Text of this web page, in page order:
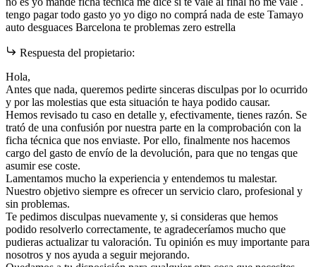
tengo pagar todo gasto yo yo digo no comprá nada de este Tamayo
auto desguaces Barcelona te problemas zero estrella
Respuesta del propietario:
Hola,
Antes que nada, queremos pedirte sinceras disculpas por lo ocurrido
y por las molestias que esta situación te haya podido causar.
Hemos revisado tu caso en detalle y, efectivamente, tienes razón. Se
trató de una confusión por nuestra parte en la comprobación con la
ficha técnica que nos enviaste. Por ello, finalmente nos hacemos
cargo del gasto de envío de la devolución, para que no tengas que
asumir ese coste.
Lamentamos mucho la experiencia y entendemos tu malestar.
Nuestro objetivo siempre es ofrecer un servicio claro, profesional y
sin problemas.
Te pedimos disculpas nuevamente y, si consideras que hemos
podido resolverlo correctamente, te agradeceríamos mucho que
pudieras actualizar tu valoración. Tu opinión es muy importante para
nosotros y nos ayuda a seguir mejorando.